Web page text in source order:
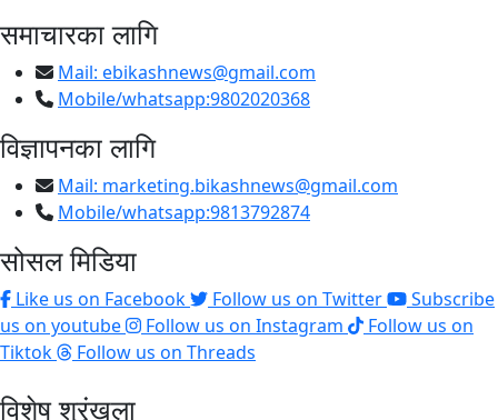
समाचारका लागि
Mail: ebikashnews@gmail.com
Mobile/whatsapp:9802020368
विज्ञापनका लागि
Mail: marketing.bikashnews@gmail.com
Mobile/whatsapp:9813792874
सोसल मिडिया
Like us on Facebook Follow us on Twitter
Subscribe
us on youtube
Follow us on Instagram
Follow us on
Tiktok
Follow us on Threads
विशेष श्रृंखला